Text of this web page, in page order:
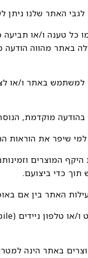
כל טענה ו/או
באתר מהווה
למשתמש באתר ו/
היקף המוצרים
תוך כדי ביצועם.
באתר הינה